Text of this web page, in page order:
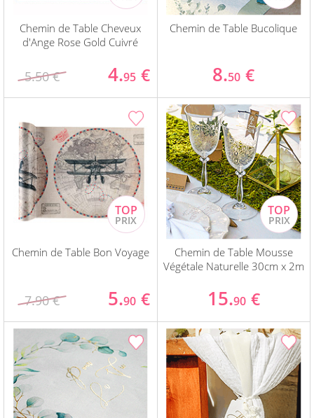
Chemin de Table Cheveux
d'Ange Rose Gold Cuivré
5.50 € 4.95 €
Chemin de Table Bucolique
8.50 €
Chemin de Table Bon Voyage
7.90 € 5.90 €
Chemin de Table Mousse
Végétale Naturelle 30cm x 2m
15.90 €